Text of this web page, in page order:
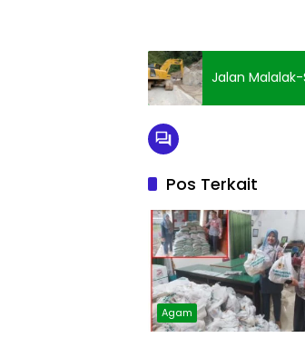
Jalan
Pos Terkait
Agam